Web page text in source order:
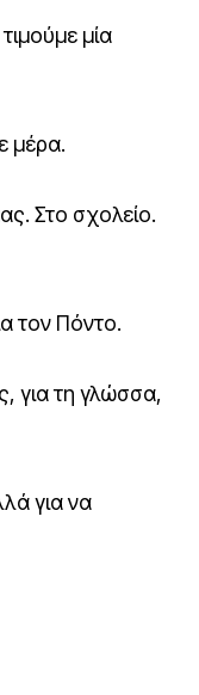
μία
μέρα.
Στο σχολείο.
τον Πόντο.
για τη γλώσσα,
για να